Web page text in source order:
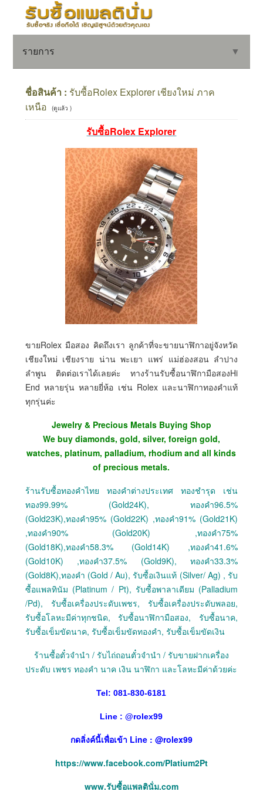
รายการ ▼
ชื่อสินค้า : รับซื้อRolex Explorer เชียงใหม่ ภาค
เหนือ
(ดูแล้ว )
รับซื้อRolex Explorer
ขายRolex มือสอง คิดถึงเรา ลูกค้าที่จะขายนาฬิกาอยู่จังหวัด
เชียงใหม่ เชียงราย น่าน พะเยา แพร่ แม่ฮ่องสอน ลำปาง
ลำพูน ติดต่อเราได้เลยค่ะ ทางร้านรับซื้อนาฬิกามือสองHi
End หลายรุ่น หลายยี่ห้อ เช่น Rolex และนาฬิกาทองคำแท้
ทุกรุ่นค่ะ
Jewelry & Precious Metals Buying Shop
We buy diamonds, gold, silver, foreign gold,
watches, platinum, palladium, rhodium and all kinds
of precious metals.
ร้านรับซื้อทองคำไทย ทองคำต่างประเทศ ทองชำรุด เช่น
ทอง99.99% (Gold24K), ทองคำ96.5%
(Gold23K),ทองคำ95% (Gold22K) ,ทองคำ91% (Gold21K)
,ทองคำ90% (Gold20K) ,ทองคำ75%
(Gold18K),ทองคำ58.3% (Gold14K) ,ทองคำ41.6%
(Gold10K) ,ทองคำ37.5% (Gold9K), ทองคำ33.3%
(Gold8K),ทองคำ (Gold / Au), รับซื้อเงินแท้ (Silver/ Ag) , รับ
ซื้อแพลทินัม (Platinum / Pt), รับซื้อพาลาเดียม (Palladium
/Pd), รับซื้อเครื่องประดับเพชร, รับซื้อเครื่องประดับพลอย,
รับซื้อโลหะมีค่าทุกชนิด, รับซื้อนาฬิกามือสอง, รับซื้อนาค,
รับซื้อเข็มขัดนาค, รับซื้อเข็มขัดทองคำ, รับซื้อเข็มขัดเงิน
ร้านซื้อตั๋วจำนำ / รับไถ่ถอนตั๋วจำนำ / รับขายฝากเครื่อง
ประดับ เพชร ทองคำ นาค เงิน นาฬิกา และโลหะมีค่าด้วยค่ะ
Tel: 081-830-6181
Line : @rolex99
กดลิ่งค์นี้เพื่อเข้า Line : @rolex99
https://www.facebook.com/Platium2Pt
www.รับซื้อแพลตินั่ม.com